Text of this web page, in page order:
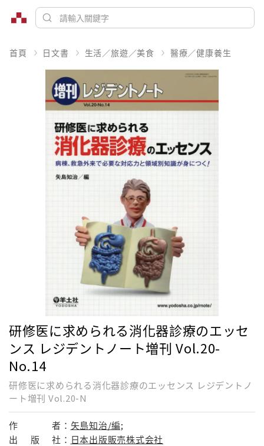
首頁 日文書 生活／旅遊／美食 醫療／健康養生
研修医に求められる消化器診療のエッセ
ンス レジデントノート増刊 Vol.20-
No.14
研修医に求められる消化器診療のエッセンス レジデントノ
ート増刊 Vol.20-N
作 者： 矢島知治/編;
出
版 社： 日本出版販売株式会社